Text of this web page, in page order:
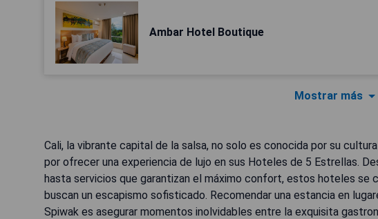
Ambar Hotel Boutique
Mostrar más
Cali, la vibrante capital de la salsa, no solo es conocida por su
por ofrecer una experiencia de lujo en sus Hoteles de 5 Estrellas.
hasta servicios que garantizan el máximo confort, estos hoteles se
buscan un escapismo sofisticado. Recomendar una estancia en
Spiwak es asegurar momentos inolvidables entre la exquisita